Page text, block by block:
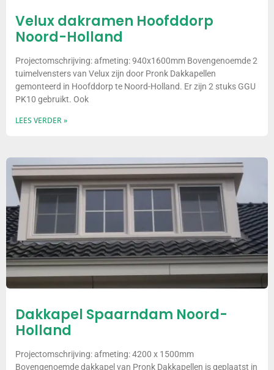
Velux dakramen Hoofddorp
Noord-Holland
Projectomschrijving: afmeting: 940x1600mm Bovengenoemde 2
tuimelvensters van Velux zijn door Pronk Dakkapellen
gemonteerd in Hoofddorp te Noord-Holland. Er zijn 2 stuks GGU
PK10 gebruikt. Ook
LEES VERDER »
Dakkapel Spaarndam Noord-
Holland
Projectomschrijving: afmeting: 4200 x 1500mm
Bovengenoemde dakkapel van Pronk Dakkapellen is geplaatst in